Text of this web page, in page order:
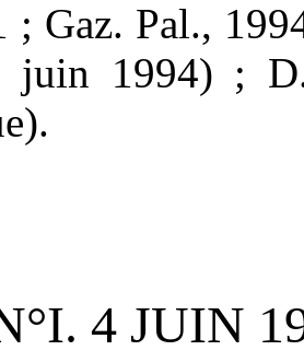
; Gaz. Pal.,
1994) ;
4 JUIN